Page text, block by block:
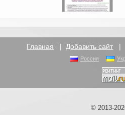
Главная | Добавить сайт |
Россия
© 2013-